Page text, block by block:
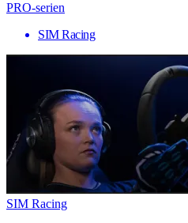
PRO-serien
SIM Racing
SIM Racing